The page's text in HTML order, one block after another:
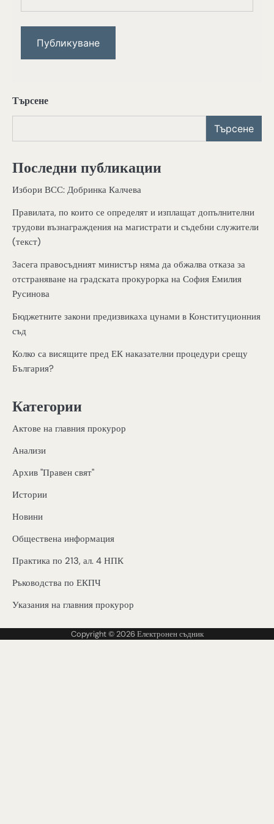
Търсене
Търсене
Последни публикации
Избори ВСС: Добринка Калчева
Правилата, по които се определят и изплащат допълнителни
трудови възнаграждения на магистрати и съдебни служители
(текст)
Засега правосъдният министър няма да обжалва отказа за
отстраняване на градската прокурорка на София Емилия
Русинова
Бюджетните закони предизвикаха цунами в Конституционния
съд
Колко са висящите пред ЕК наказателни процедури срещу
България?
Категории
Актове на главния прокурор
Анализи
Архив "Правен свят"
Истории
Новини
Обществена информация
Практика по 213, ал. 4 НПК
Ръководства по ЕКПЧ
Указания на главния прокурор
Copyright © 2026Електронен съдник